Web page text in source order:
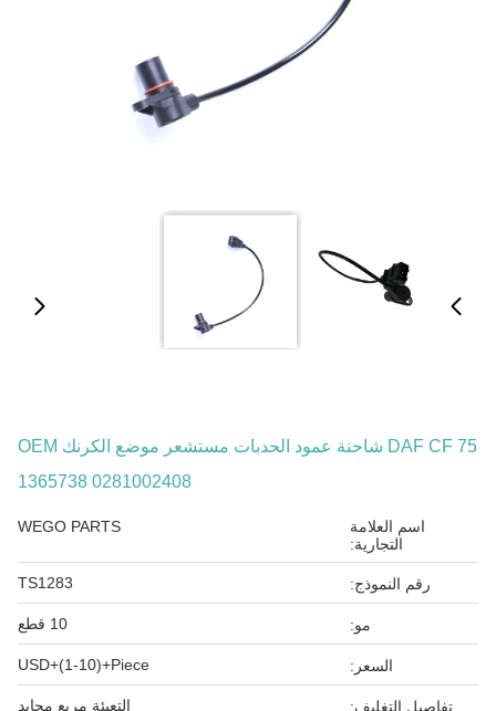
DAF CF 75 شاحنة عمود الحدبات مستشعر موضع الكرنك OEM
1365738 0281002408
اسم العلامة
التجارية:
WEGO PARTS
رقم النموذج: TS1283
مو: 10 قطع
السعر: USD+(1-10)+Piece
تفاصيل التغليف: التعبئة مربع محايد